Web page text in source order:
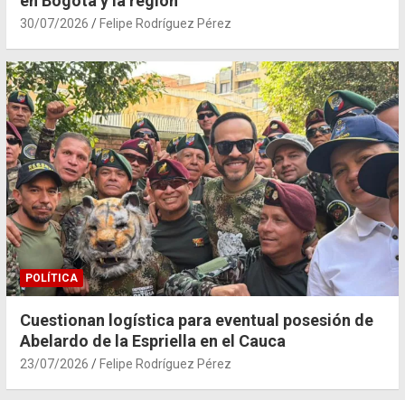
30/07/2026 Felipe Rodríguez Pérez
POLÍTICA
Cuestionan logística para eventual posesión de
Abelardo de la Espriella en el Cauca
23/07/2026 Felipe Rodríguez Pérez